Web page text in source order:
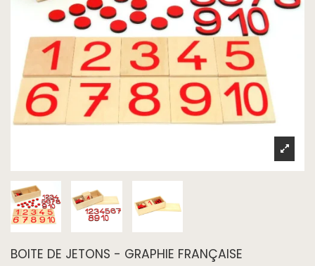
BOITE DE JETONS - GRAPHIE FRANÇAISE